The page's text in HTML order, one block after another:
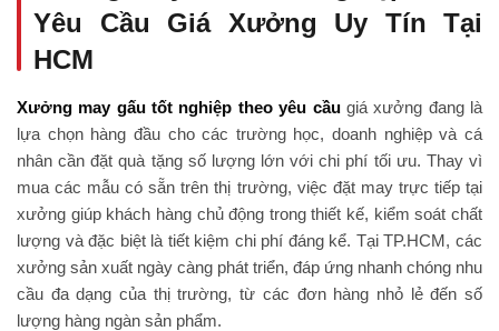
Yêu Cầu Giá Xưởng Uy Tín Tại
HCM
Xưởng may gấu tốt nghiệp theo yêu cầugiá xưởng đang là
lựa chọn hàng đầu cho các trường học, doanh nghiệp và cá
nhân cần đặt quà tặng số lượng lớn với chi phí tối ưu. Thay vì
mua các mẫu có sẵn trên thị trường, việc đặt may trực tiếp tại
xưởng giúp khách hàng chủ động trong thiết kế, kiểm soát chất
lượng và đặc biệt là tiết kiệm chi phí đáng kể. Tại TP.HCM, các
xưởng sản xuất ngày càng phát triển, đáp ứng nhanh chóng nhu
cầu đa dạng của thị trường, từ các đơn hàng nhỏ lẻ đến số
lượng hàng ngàn sản phẩm.